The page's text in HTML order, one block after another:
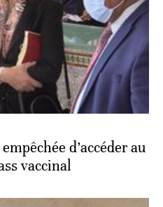
d’accéder au
vaccinal